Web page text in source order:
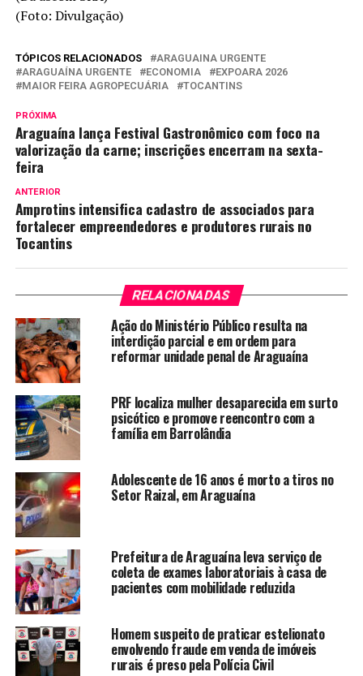
(Foto: Divulgação)
TÓPICOS RELACIONADOS
ARAGUAINA URGENTE
ARAGUAÍNA URGENTE
ECONOMIA
EXPOARA 2026
MAIOR FEIRA AGROPECUÁRIA
TOCANTINS
PRÓXIMA
Araguaína lança Festival Gastronômico com foco na
valorização da carne; inscrições encerram na sexta-
feira
ANTERIOR
Amprotins intensifica cadastro de associados para
fortalecer empreendedores e produtores rurais no
Tocantins
RELACIONADAS
Ação do Ministério Público resulta na
interdição parcial e em ordem para
reformar unidade penal de Araguaína
PRF localiza mulher desaparecida em surto
psicótico e promove reencontro com a
família em Barrolândia
Adolescente de 16 anos é morto a tiros no
Setor Raizal, em Araguaína
Prefeitura de Araguaína leva serviço de
coleta de exames laboratoriais à casa de
pacientes com mobilidade reduzida
Homem suspeito de praticar estelionato
envolvendo fraude em venda de imóveis
rurais é preso pela Polícia Civil